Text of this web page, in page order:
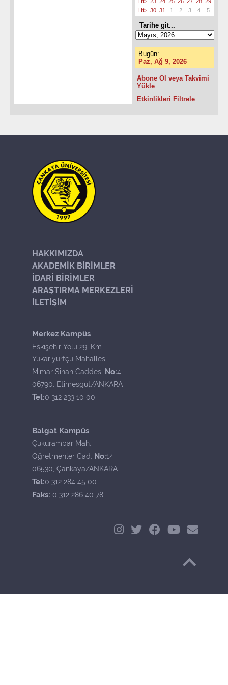
Hf> 30 31 1 2 3 4 5
Tarihe git...
Bugün:
Paz, Ağ 9, 2026
Abone Ol veya Takvimi
Yükle
Etkinlikleri Filtrele
HAKKIMIZDA
AKADEMİK BİRİMLER
İDARİ BİRİMLER
ARAŞTIRMA MERKEZLERİ
İLETİŞİM
Merkez Kampüs
Eskişehir Yolu 29. Km.
Yukarıyurtçu Mahallesi
Mimar Sinan Caddesi No:4
06790, Etimesgut/ANKARA
Tel:0 312 233 10 00
Balgat Kampüs
Çukurambar Mah.
Öğretmenler Cad. No:14
06530, Çankaya/ANKARA
Tel:0 312 284 45 00
Faks: 0 312 286 40 78